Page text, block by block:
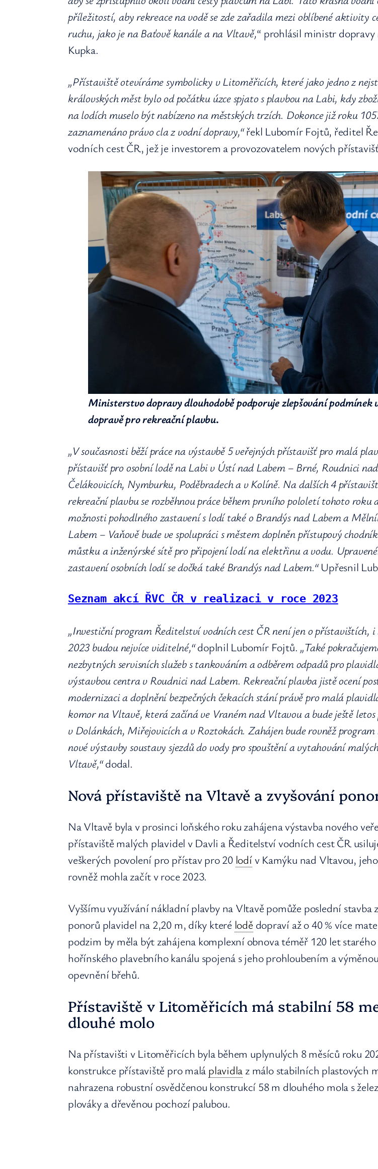
příležitostí, aby rekreace na vodě se zde zařadila mezi oblíbené aktivity
ruchu, jako je na Baťově kanále a na Vltavě,“ prohlásil ministr
Kupka.
„Přístaviště otevíráme symbolicky v Litoměřicích, které jako jedno z
královských měst bylo od počátku úzce spjato s plavbou na Labi, kdy
na lodích muselo být nabízeno na městských trzích. Dokonce již roku
zaznamenáno právo cla z vodní dopravy,“řekl Lubomír Fojtů, ředitel
vodních cest ČR, jež je investorem a provozovatelem nových
Ministerstvo dopravy dlouhodobě podporuje zlepšování podmínek
dopravě pro rekreační plavbu.
„V současnosti běží práce na výstavbě 5 veřejných přístavišť pro malá
přístavišť pro osobní lodě na Labi v Ústí nad Labem – Brné, Roudnici
Čelákovicích, Nymburku, Poděbradech a v Kolíně. Na dalších 4
rekreační plavbu se rozběhnou práce během prvního pololetí tohoto roku
možnosti pohodlného zastavení s lodí také o Brandýs nad Labem a
Labem – Vaňově bude ve spolupráci s městem doplněn přístupový
můstku a inženýrské sítě pro připojení lodí na elektřinu a vodu.
zastavení osobních lodí se dočká také Brandýs nad Labem.“Upřesnil
Seznam akcí ŘVC ČR v realizaci v roce 2023
„Investiční program Ředitelství vodních cest ČR není jen o přístavištích, i
2023 budou nejvíce viditelné,“doplnil Lubomír Fojtů. „Také
nezbytných servisních služeb s tankováním a odběrem odpadů pro
výstavbou centra v Roudnici nad Labem. Rekreační plavba jistě ocení
modernizaci a doplnění bezpečných čekacích stání právě pro malá
komor na Vltavě, která začíná ve Vraném nad Vltavou a bude ještě
v Dolánkách, Miřejovicích a v Roztokách. Zahájen bude rovněž program
nové výstavby soustavy sjezdů do vody pro spouštění a vytahování
Vltavě,“dodal.
Nová přístaviště na Vltavě a zvyšování
Na Vltavě byla v prosinci loňského roku zahájena výstavba nového
přístaviště malých plavidel v Davli a Ředitelství vodních cest ČR
veškerých povolení pro přístav pro 20 lodív Kamýku nad Vltavou,
rovněž mohla začít v roce 2023.
Vyššímu využívání nákladní plavby na Vltavě pomůže poslední stavba
ponorů plavidel na 2,20 m, díky které lodě dopraví až o 40 % více
podzim by měla být zahájena komplexní obnova téměř 120 let
hořínského plavebního kanálu spojená s jeho prohloubením a
opevnění břehů.
Přístaviště v Litoměřicích má stabilní 58
dlouhé molo
Na přístavišti v Litoměřicích byla během uplynulých 8 měsíců roku
konstrukce přístaviště pro malá plavidla z málo stabilních plastových
nahrazena robustní osvědčenou konstrukcí 58 m dlouhého mola s
plováky a dřevěnou pochozí palubou.